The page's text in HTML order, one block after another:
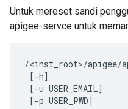
Untuk mereset sandi
apigee-servce untuk
/<inst_root>/apigee/
[-h]
[-u USER_EMAIL]
[-p USER_PWD]